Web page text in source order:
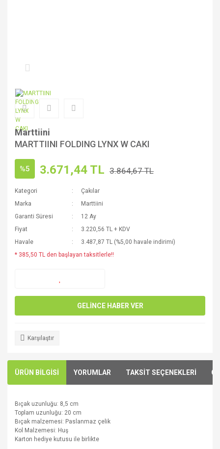
Marttiini
MARTTIINI FOLDING LYNX W CAKI
%5 3.671,44 TL 3.864,67 TL
Kategori
Çakılar
Marka
Marttiini
Garanti Süresi
12 Ay
Fiyat
3.220,56 TL + KDV
Havale
3.487,87 TL (%5,00 havale indirimi)
* 385,50 TL den başlayan taksitlerle!!
GELİNCE HABER VER
Karşılaştır
ÜRÜN BİLGİSİ YORUMLAR TAKSİT SEÇENEKLERİ
Bıçak uzunluğu: 8,5 cm
Toplam uzunluğu: 20 cm
Bıçak malzemesi: Paslanmaz çelik
Kol Malzemesi: H uş
Karton hediye kutusu ile birlikte